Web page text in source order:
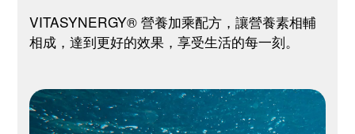
VITASYNERGY® 營養加乘配方，讓營養素相輔
相成，達到更好的效果，享受生活的每一刻。